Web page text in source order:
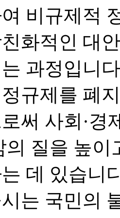
비규제적
화적인 대
과정입니
규제를 폐
써 사회·경
의 질을 높
데 있습니
는 국민의